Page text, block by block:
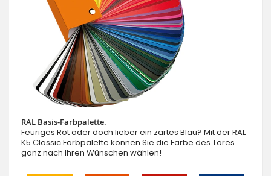
RAL Basis-Farbpalette.
Feuriges Rot oder doch lieber ein zartes Blau? Mit der RAL
K5 Classic Farbpalette können Sie die Farbe des Tores
ganz nach Ihren Wünschen wählen!